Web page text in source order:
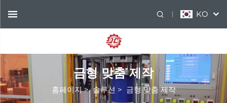
KO
금형 맞춤 제작
홈페이지> 솔루션 > 금형 맞춤 제작